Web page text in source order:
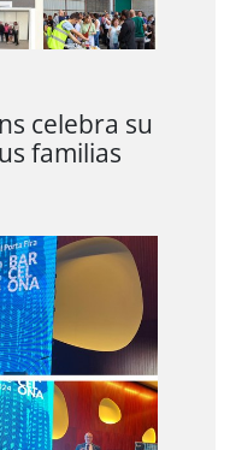
celebra su
familias